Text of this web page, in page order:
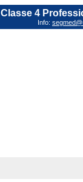
Classe 4
Info: